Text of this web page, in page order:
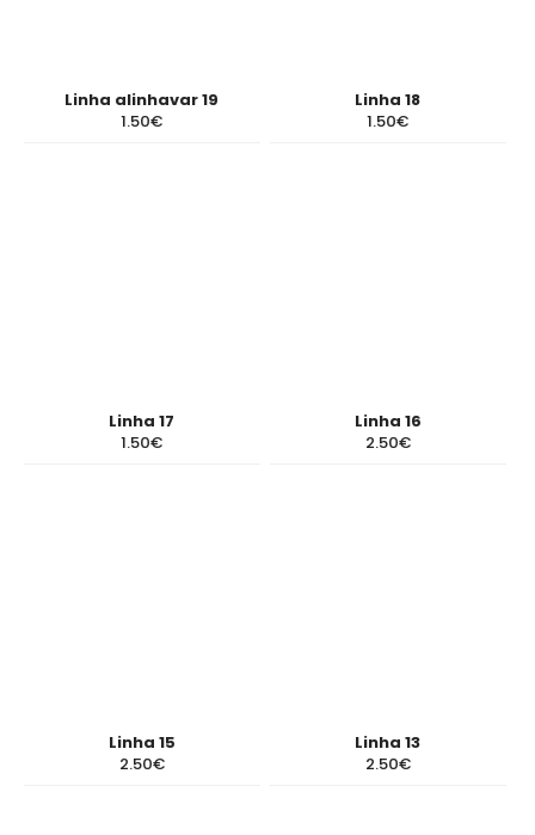
Linha alinhavar 19
1.50€
Linha 18
1.50€
Linha 17
1.50€
Linha 16
2.50€
Linha 15
2.50€
Linha 13
2.50€